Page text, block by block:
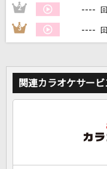
2 ---- 回
3 ---- 回
関連カラオケサービ